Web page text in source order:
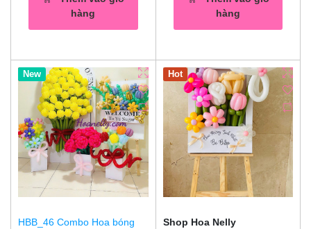
hàng
hàng
Hot
New
HBB_46 Combo Hoa bóng
Hot
Shop Hoa Nelly